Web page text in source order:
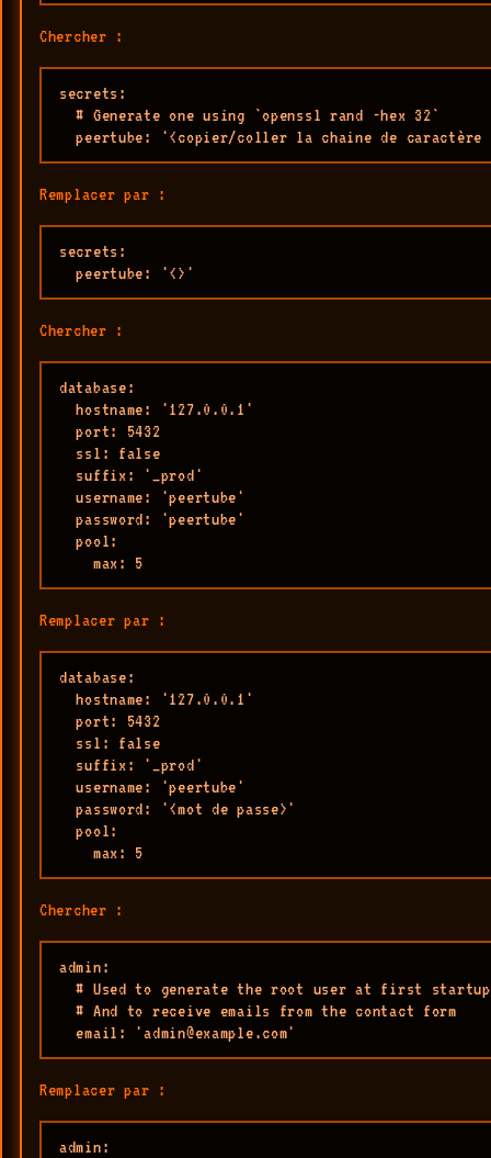
Chercher :
secrets:
  # Generate one using `openssl rand -hex 32`
peertube: '<copier/coller la chaine de caractère
Remplacer par :
secrets:
  peertube: '<>'
Chercher :
database:
  hostname: '127.0.0.1'
  port: 5432
  ssl: false
  suffix: '_prod'
  username: 'peertube'
  password: 'peertube'
  pool:
    max: 5
Remplacer par :
database:
  hostname: '127.0.0.1'
  port: 5432
  ssl: false
  suffix: '_prod'
  username: 'peertube'
  password: '<mot de passe>'
  pool:
    max: 5
Chercher :
admin:
  # Used to generate the root user at first startup
  # And to receive emails from the contact form
  email: 'admin@example.com'
Remplacer par :
admin: